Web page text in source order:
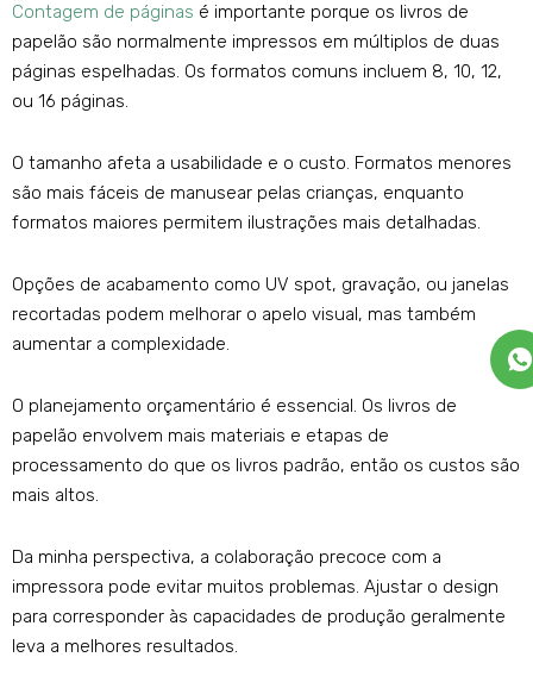
Contagem de páginas é importante porque os livros de
papelão são normalmente impressos em múltiplos de duas
páginas espelhadas. Os formatos comuns incluem 8, 10, 12,
ou 16 páginas.
O tamanho afeta a usabilidade e o custo. Formatos menores
são mais fáceis de manusear pelas crianças, enquanto
formatos maiores permitem ilustrações mais detalhadas.
Opções de acabamento como UV spot, gravação, ou janelas
recortadas podem melhorar o apelo visual, mas também
aumentar a complexidade.
O planejamento orçamentário é essencial. Os livros de
papelão envolvem mais materiais e etapas de
processamento do que os livros padrão, então os custos são
mais altos.
Da minha perspectiva, a colaboração precoce com a
impressora pode evitar muitos problemas. Ajustar o design
para corresponder às capacidades de produção geralmente
leva a melhores resultados.